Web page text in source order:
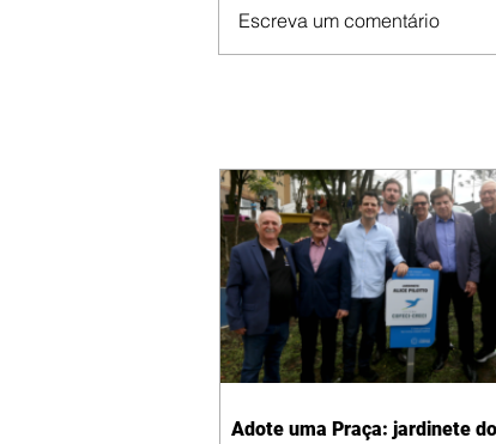
Escreva um comentário
Adote uma Praça: jardinete